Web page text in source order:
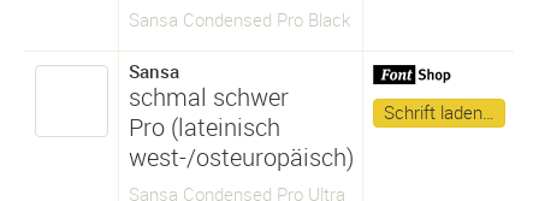
Sansa Condensed Pro Black
Sansa
schmal schwer
Pro (lateinisch
west-/osteuropäisch)
Sansa Condensed Pro Ultra
Schrift laden…